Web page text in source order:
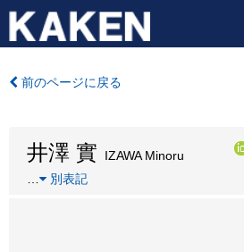
前のページに戻る
井澤 實 IZAWA Minoru
別表記